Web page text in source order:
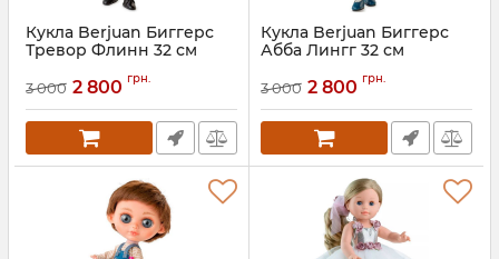
Кукла Berjuan Биггерс
Тревор Флинн 32 см
3 000 2 800 грн.
Кукла Berjuan Биггерс
Абба Лингг 32 см
3 000 2 800 грн.